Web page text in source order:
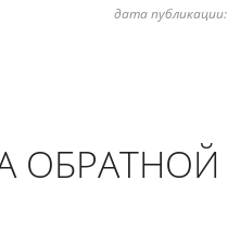
дата публикации:
ОБРАТНОЙ